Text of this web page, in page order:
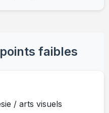
faibles
/ arts visuels